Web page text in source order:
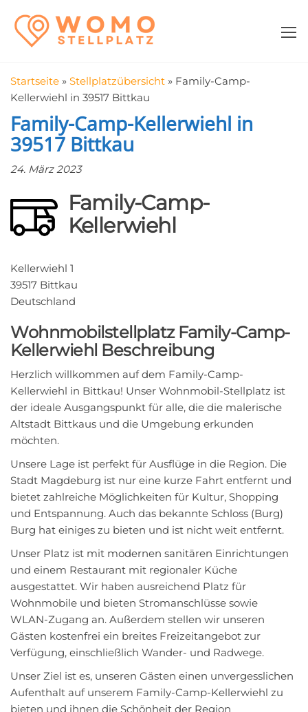
Inhalt
springen
in der Nähe
Startseite » Stellplatzübersicht » Family-Camp-
Kellerwiehl in 39517 Bittkau
Family-Camp-Kellerwiehl in
39517 Bittkau
24. März 2023
Family-Camp-
Kellerwiehl
Kellerwiehl 1
39517 Bittkau
Deutschland
Wohnmobilstellplatz Family-Camp-
Kellerwiehl Beschreibung
Herzlich willkommen auf dem Family-Camp-
Kellerwiehl in Bittkau! Unser Wohnmobil-Stellplatz ist
der ideale Ausgangspunkt für alle, die die malerische
Altstadt Bittkaus und die Umgebung erkunden
möchten.
Unsere Lage ist perfekt für Ausflüge in die Region. Die
Stadt Magdeburg ist nur eine kurze Fahrt entfernt und
bietet zahlreiche Möglichkeiten für Kultur, Shopping
und Entspannung. Auch das bekannte Schloss (Burg)
Burg hat einiges zu bieten und ist nicht weit entfernt.
Unser Platz ist mit modernen sanitären Einrichtungen
und einem Restaurant mit regionaler Küche
ausgestattet. Wir haben ausreichend Platz für
Wohnmobile und bieten Stromanschlüsse sowie
WLAN-Zugang an. Außerdem stellen wir unseren
Gästen kostenfrei ein breites Freizeitangebot zur
Verfügung, einschließlich Wander- und Radwege.
Unser Ziel ist es, unseren Gästen einen unvergesslichen
Aufenthalt auf unserem Family-Camp-Kellerwiehl zu
bieten und ihnen die Schönheit der Region